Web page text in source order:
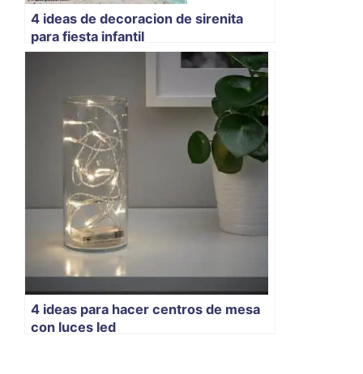
4 ideas de decoracion de sirenita
para fiesta infantil
4 ideas para hacer centros de mesa
con luces led